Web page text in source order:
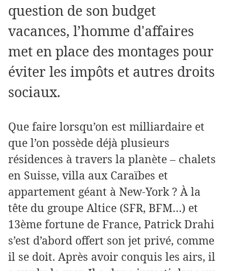
question de son budget
vacances, l’homme d'affaires
met en place des montages pour
éviter les impôts et autres droits
sociaux.
Que faire lorsqu’on est milliardaire et
que l’on possède déjà plusieurs
résidences à travers la planète – chalets
en Suisse, villa aux Caraïbes et
appartement géant à New-York ? À la
tête du groupe Altice (SFR, BFM…) et
13ème fortune de France, Patrick Drahi
s’est d’abord offert son jet privé, comme
il se doit. Après avoir conquis les airs, il